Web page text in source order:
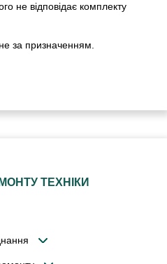
не відповідає комплекту
за призначенням.
ТЕХНІКИ